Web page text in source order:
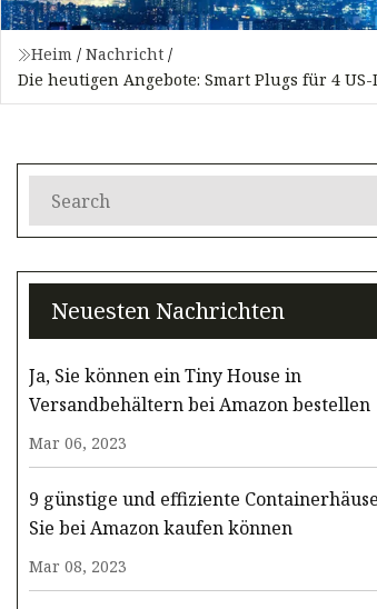
Heim / Nachricht /
Die heutigen Angebote: Smart Plugs für 4
Neuesten Nachrichten
Ja, Sie können ein Tiny House in
Versandbehältern bei Amazon bestellen
Mar 06, 2023
9 günstige und effiziente
Sie bei Amazon kaufen können
Mar 08, 2023